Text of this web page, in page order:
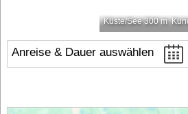
Küste/See 300 m
Anreise & Dauer auswählen